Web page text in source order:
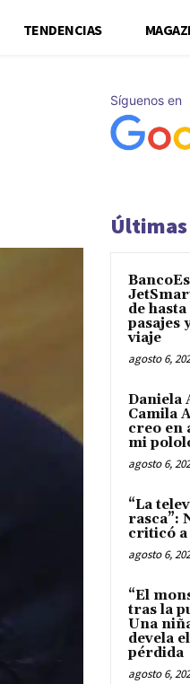
TENDENCIAS
Síguenos en
de
pasajes
viaje
agosto 6,
Daniela
Camila
creo en
mi
agosto 6,
“La
rasca”:
criticó a
agosto 6,
“El
tras la
Una
devela
pérdida
agosto 6,